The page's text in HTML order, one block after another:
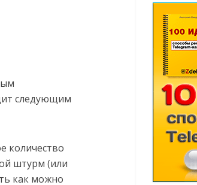
следующим
количество
штурм (или
как можно